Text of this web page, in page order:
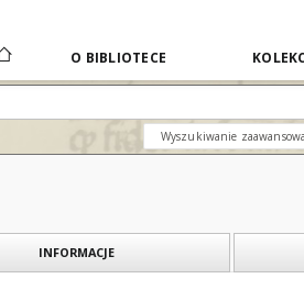
O BIBLIOTECE
Wyszukiwanie
INFORMACJE